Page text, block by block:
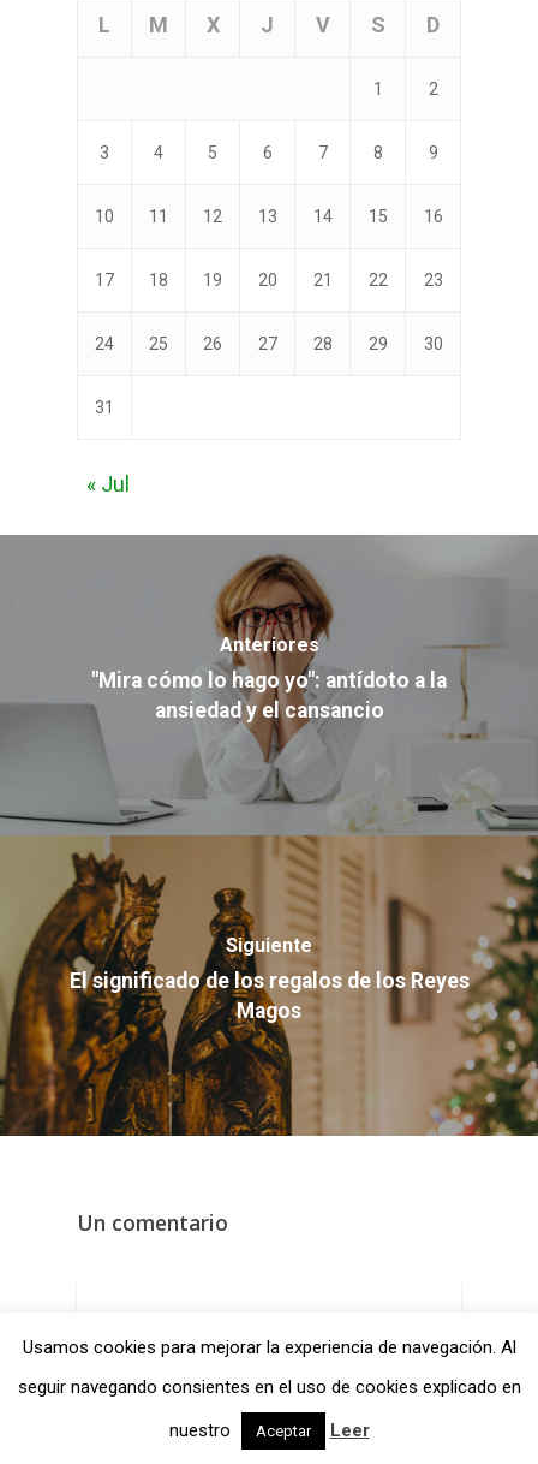
L M X J V S D
1 2
3 4 5 6 7 8 9
10 11 12 13 14 15 16
17 18 19 20 21 22 23
24 25 26 27 28 29 30
31
« Jul
Anteriores
"Mira cómo lo hago yo": antídoto a la
ansiedad y el cansancio
Siguiente
El significado de los regalos de los Reyes
Magos
Un comentario
ante problemas actuales
Usamos cookies para mejorar la experiencia de navegación. Al
seguir navegando consientes en el uso de cookies explicado en
nuestro
Aceptar Leer